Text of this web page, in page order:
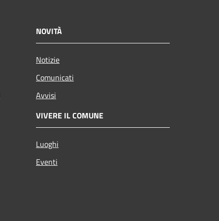
NOVITÀ
Notizie
Comunicati
Avvisi
VIVERE IL COMUNE
Luoghi
Eventi